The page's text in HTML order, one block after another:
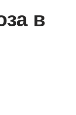
в